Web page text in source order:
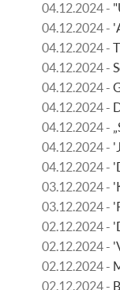
04.12.2024 -
04.12.2024 -
04.12.2024 -
04.12.2024 -
04.12.2024 -
04.12.2024 -
04.12.2024 -
04.12.2024 -
04.12.2024 -
03.12.2024 -
03.12.2024 -
02.12.2024 -
02.12.2024 -
02.12.2024 -
02.12.2024 -